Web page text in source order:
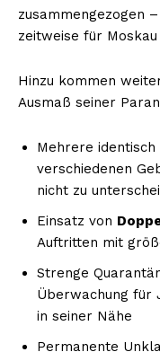
zusammengezogen
zeitweise für
Hinzu kommen
Ausmaß seiner
Mehrere identisch
verschiedenen
nicht zu
Einsatz von
Auftritten mit
Strenge
Überwachung für
in seiner Nähe
Permanente